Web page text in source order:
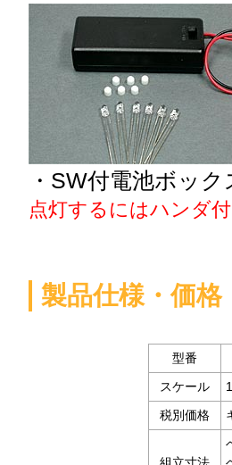
・SW付電池ボッ
点灯するにはハンダ
製品仕様・価格
型番
スケール
税別価格